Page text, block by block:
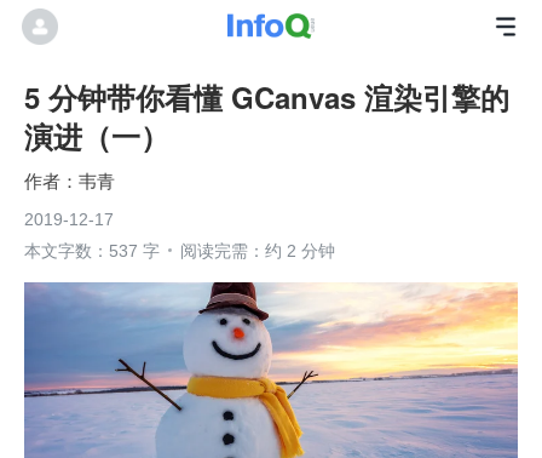
5 分钟带你看懂 GCanvas 渲染引擎的
演进（一）
韦青
2019-12-17
本文字数：537 字
阅读完需：约 2 分钟